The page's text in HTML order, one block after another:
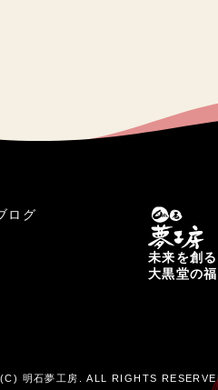
未来を創
大黒堂の
ログ
明石夢工房. ALL RIGHTS